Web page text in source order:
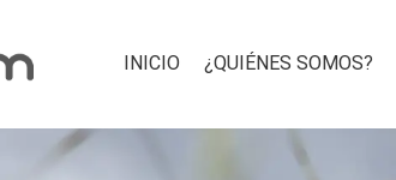
INICIO ¿QUIÉNES SOMOS?